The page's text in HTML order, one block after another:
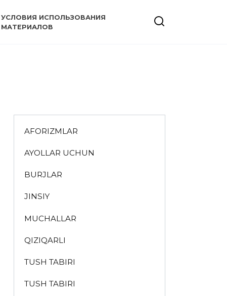
УСЛОВИЯ ИСПОЛЬЗОВАНИЯ
МАТЕРИАЛОВ
AFORIZMLAR
AYOLLAR UCHUN
BURJLAR
JINSIY
MUCHALLAR
QIZIQARLI
TUSH TABIRI
TUSH TABIRI